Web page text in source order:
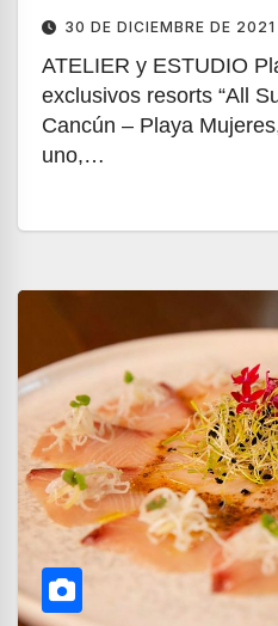
30 DE DICIEMBRE DE 2021
ATELIER y ESTUDIO
exclusivos resorts “All
Cancún – Playa
uno,…